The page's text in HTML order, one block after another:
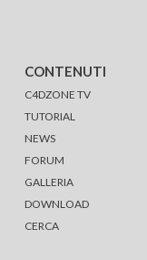
CONTENUTI
C4DZONE TV
TUTORIAL
NEWS
FORUM
GALLERIA
DOWNLOAD
CERCA